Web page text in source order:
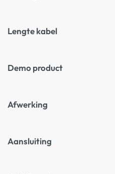
Lengte kabel
Demo product
Afwerking
Aansluiting